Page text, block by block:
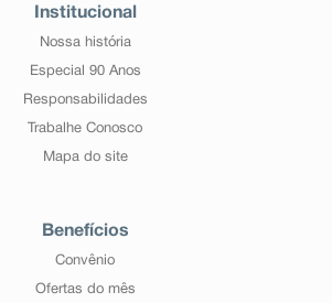
Institucional
Nossa história
Especial 90 Anos
Responsabilidades
Trabalhe Conosco
Mapa do site
Benefícios
Convênio
Ofertas do mês